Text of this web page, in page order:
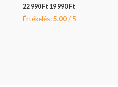
22 990Ft 19 990Ft
Értékelés:5.00/ 5